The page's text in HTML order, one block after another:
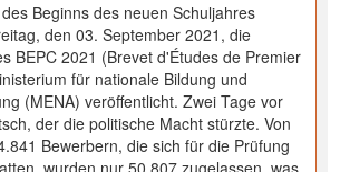
Beginns des neuen Schuljahres
den 03. September 2021, die
BEPC 2021 (Brevet d'Études de Premier
für nationale Bildung und
(MENA) veröffentlicht. Zwei Tage vor
der die politische Macht stürzte. Von
Bewerbern, die sich für die Prüfung